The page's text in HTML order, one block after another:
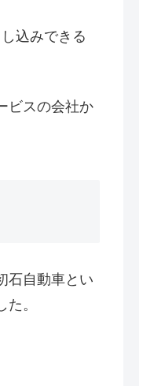
込みできる
ビスの会社か
石自動車とい
。